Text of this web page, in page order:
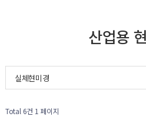
산업용
실체현미경
Total 6건 1 페이지